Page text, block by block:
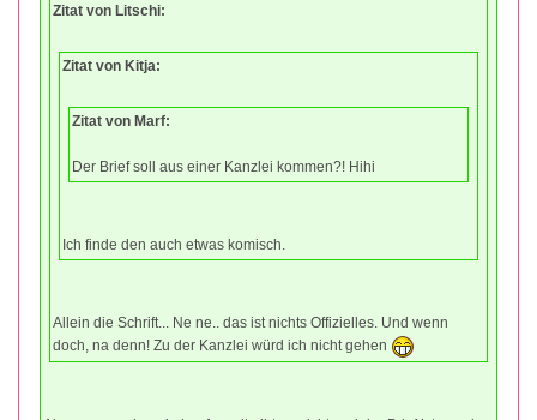
Zitat von Litschi:
Zitat von Kitja:
Zitat von Marf:
Der Brief soll aus einer Kanzlei kommen?! Hihi
Ich finde den auch etwas komisch.
Allein die Schrift... Ne ne.. das ist nichts Offizielles. Und wenn
doch, na denn! Zu der Kanzlei würd ich nicht gehen